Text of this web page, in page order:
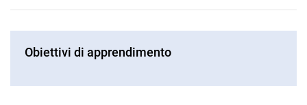
Obiettivi di apprendimento